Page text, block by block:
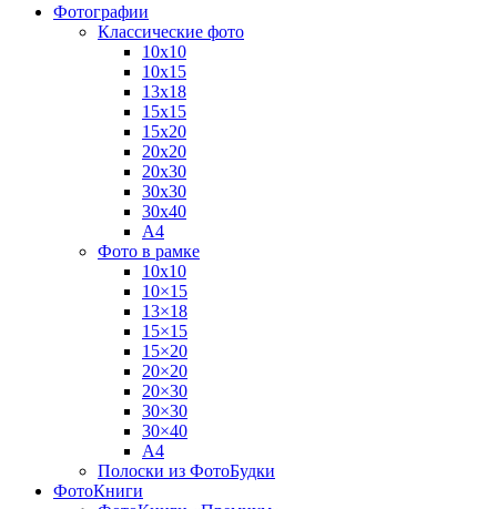
Фотографии
Классические фото
10х10
10х15
13х18
15х15
15х20
20х20
20х30
30х30
30х40
А4
Фото в рамке
10х10
10×15
13×18
15×15
15×20
20×20
20×30
30×30
30×40
A4
Полоски из ФотоБудки
ФотоКниги